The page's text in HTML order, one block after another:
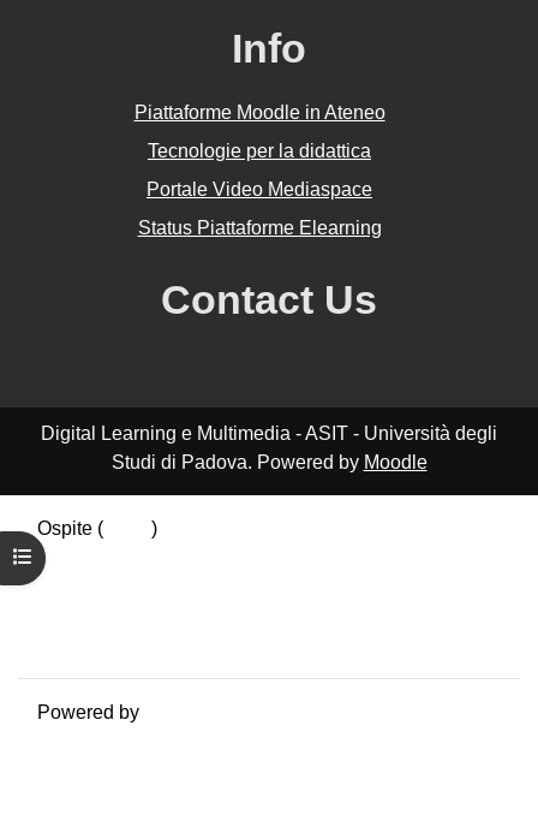
Apri indice del corso
Info
Piattaforme Moodle in Ateneo
Tecnologie per la didattica
Portale Video Mediaspace
Status Piattaforme Elearning
Contact Us
Digital Learning e Multimedia - ASIT - Università degli
Studi di Padova. Powered by Moodle
Ospite (
)
Riepilogo della conservazione dei dati
Powered by